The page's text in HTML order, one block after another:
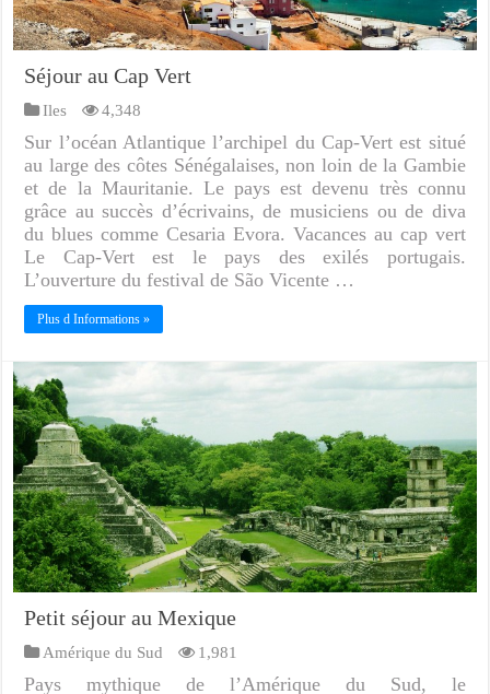
Séjour au Cap Vert
Iles 4,348
Sur l’océan Atlantique l’archipel du Cap-Vert est situé
au large des côtes Sénégalaises, non loin de la Gambie
et de la Mauritanie. Le pays est devenu très connu
grâce au succès d’écrivains, de musiciens ou de diva
du blues comme Cesaria Evora. Vacances au cap vert
Le Cap-Vert est le pays des exilés portugais.
L’ouverture du festival de São Vicente …
Plus d Informations »
Petit séjour au Mexique
Amérique du Sud 1,981
Pays mythique de l’Amérique du Sud, le